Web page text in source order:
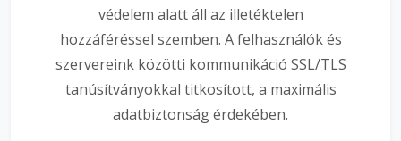
védelem alatt áll az illetéktelen
hozzáféréssel szemben. A felhasználók és
szervereink közötti kommunikáció SSL/TLS
tanúsítványokkal titkosított, a maximális
adatbiztonság érdekében.